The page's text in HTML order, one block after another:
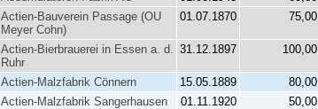
Actien-Bauverein Passage (OU
Meyer Cohn)
01.07.1870 75,00
Actien-Bierbrauerei in Essen a. d.
Ruhr
31.12.1897 100,00
Actien-Malzfabrik Cönnern 15.05.1889 80,00
Actien-Malzfabrik Sangerhausen 01.11.1920 50,00